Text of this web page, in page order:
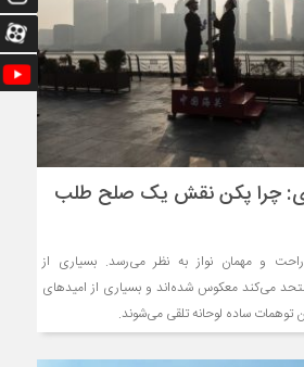
چرا پکن نقش یک صلح طلب
کمتر راحت و مهمان نواز به نظر‌ می‌رسد. بسیاری از
می‌کند معکوس شده‌اند و بسیاری از امیدهای
توهمات ساده لوحانه تلقی‌ می‌شوند.